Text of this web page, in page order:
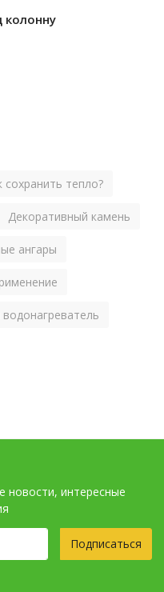
сохранить тепло?
Декоративный камень
ангары
новости, интересные
Подписаться